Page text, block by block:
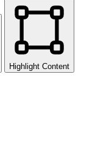
Highlight Content